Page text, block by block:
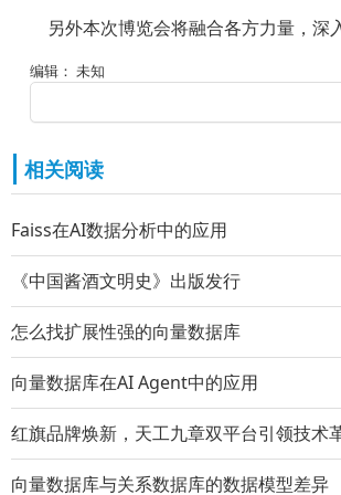
另外本次博览会将融合各方力量，深
编辑： 未知
相关阅读
Faiss在AI数据分析中的应用
《中国酱酒文明史》出版发行
怎么找扩展性强的向量数据库
向量数据库在AI Agent中的应用
红旗品牌焕新，天工九章双平台引领技术
向量数据库与关系数据库的数据模型差异